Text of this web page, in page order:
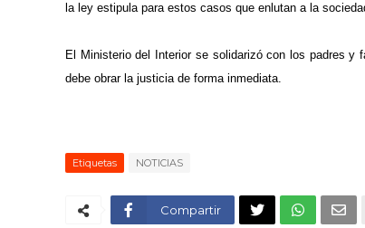
la ley estipula para estos casos que enlutan a la
El Ministerio del Interior se solidarizó con los padres y
debe obrar la justicia de forma inmediata.
Etiquetas NOTICIAS
Compartir